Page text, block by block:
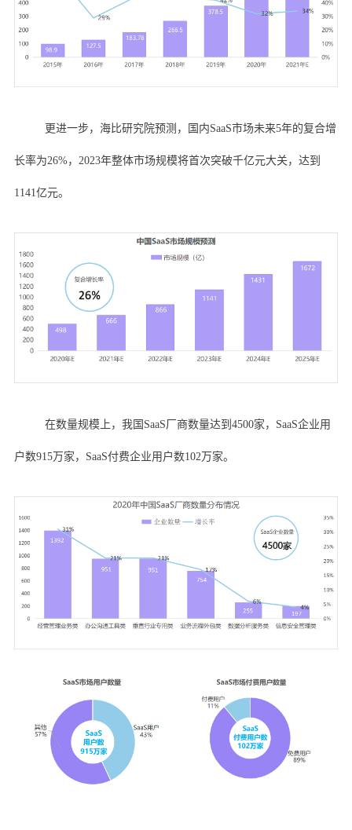
更进一步，海比研究院预测，国内SaaS市场未来5年的复合增
长率为26%，2023年整体市场规模将首次突破千亿元大关，达到
1141亿元。
在数量规模上，我国SaaS厂商数量达到4500家，SaaS企业用
户数915万家，SaaS付费企业用户数102万家。